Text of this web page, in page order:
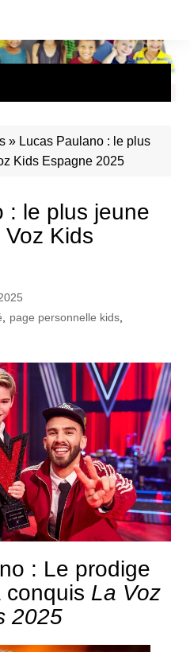
» Lucas Paulano : le plus
Kids Espagne 2025
: le plus jeune
Kids
page personnelle kids,
: Le prodige
conquis La Voz
2025